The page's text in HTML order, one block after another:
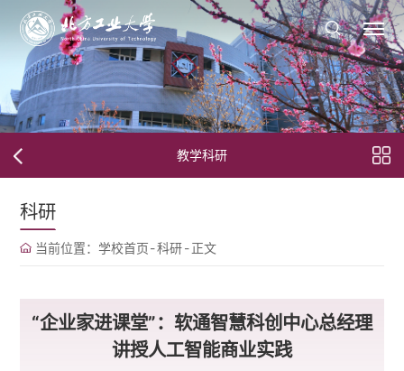
教学科研
科研
当前位置： 学校首页-科研-正文
“企业家进课堂”：软通智慧科创中心总经理
讲授人工智能商业实践